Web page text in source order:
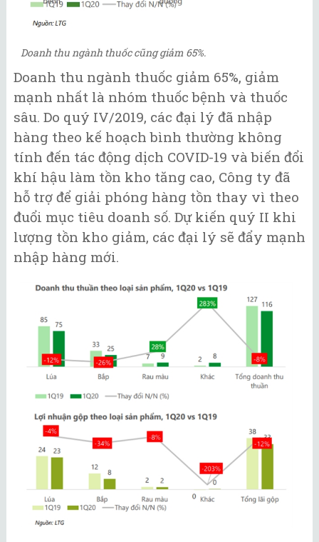
Doanh thu ngành thuốc cũng giảm 65%.
Doanh thu ngành thuốc giảm 65%, giảm
mạnh nhất là nhóm thuốc bệnh và thuốc
sâu. Do quý IV/2019, các đại lý đã nhập
hàng theo kế hoạch bình thường không
tính đến tác động dịch COVID-19 và biến đổi
khí hậu làm tồn kho tăng cao, Công ty đã
hỗ trợ để giải phóng hàng tồn thay vì theo
đuổi mục tiêu doanh số. Dự kiến quý II khi
lượng tồn kho giảm, các đại lý sẽ đẩy mạnh
nhập hàng mới.